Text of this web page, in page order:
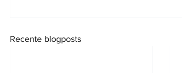
Recente blogposts